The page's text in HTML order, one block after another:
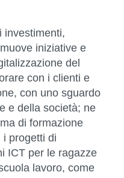
investimenti,
iniziative e
del
con i clienti e
con uno sguardo
e della società; ne
di formazione
i progetti di
ICT per le ragazze
lavoro, come